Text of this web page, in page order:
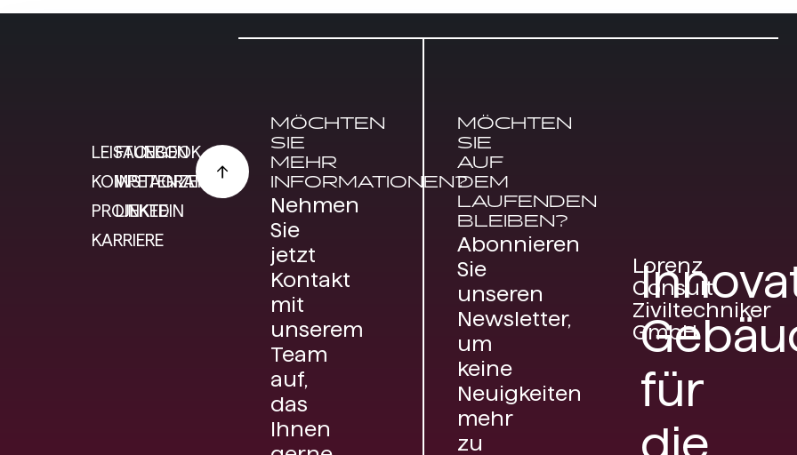
LEISTUNGEN
KOMPETENZEN
PROJEKTE
KARRIERE
FACEBOOK
INSTAGRAM
LINKEDIN
MÖCHTEN
SIE
MEHR
INFORMATIONEN?
Nehmen
Sie
jetzt
Kontakt
mit
unserem
Team
auf,
das
Ihnen
MÖCHTEN
SIE
AUF
DEM
LAUFENDEN
BLEIBEN?
Abonnieren
Sie
unseren
Newsletter,
um
keine
Neuigkeiten
mehr
zu
Lorenz
Consult
Ziviltechniker
GmbH
für
die